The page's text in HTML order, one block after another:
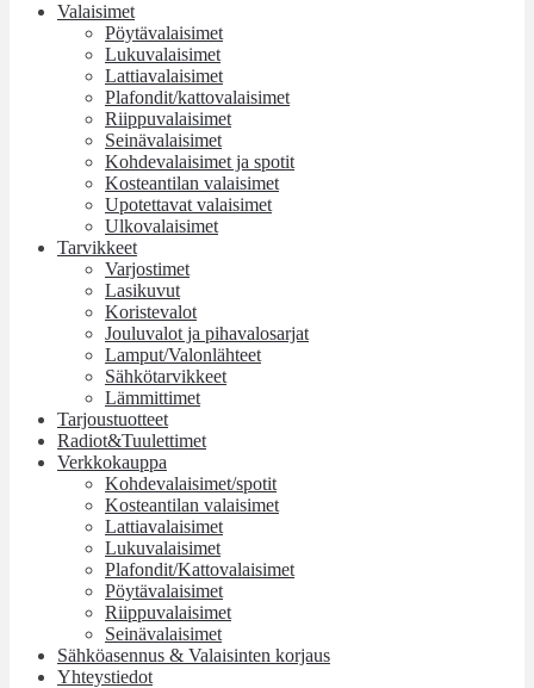
Valaisimet
Pöytävalaisimet
Lukuvalaisimet
Lattiavalaisimet
Plafondit/kattovalaisimet
Riippuvalaisimet
Seinävalaisimet
Kohdevalaisimet ja spotit
Kosteantilan valaisimet
Upotettavat valaisimet
Ulkovalaisimet
Tarvikkeet
Varjostimet
Lasikuvut
Koristevalot
Jouluvalot ja pihavalosarjat
Lamput/Valonlähteet
Sähkötarvikkeet
Lämmittimet
Tarjoustuotteet
Radiot&Tuulettimet
Verkkokauppa
Kohdevalaisimet/spotit
Kosteantilan valaisimet
Lattiavalaisimet
Lukuvalaisimet
Plafondit/Kattovalaisimet
Pöytävalaisimet
Riippuvalaisimet
Seinävalaisimet
Sähköasennus & Valaisinten korjaus
Yhteystiedot